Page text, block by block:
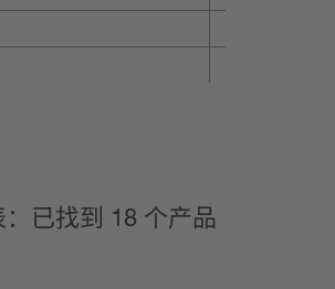
已找到 18 个产品